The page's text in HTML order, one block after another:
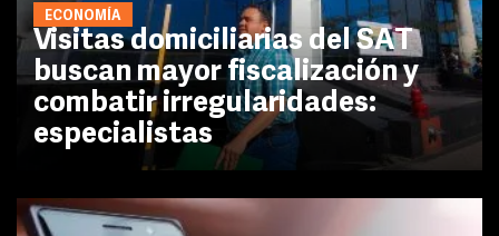
ECONOMÍA
Visitas domiciliarias del SAT
buscan mayor fiscalización y
combatir irregularidades:
especialistas